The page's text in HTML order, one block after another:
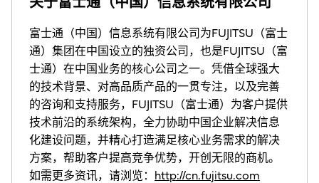
富士通（中国）信息系统有限公司为FUJITSU（富士
通）集团在中国设立的独资公司，也是FUJITSU（富
士通）在中国业务的核心公司之一。凭借全球强大
的技术背景、对高品质产品的一贯专注，以及完善
的咨询和支持服务，FUJITSU（富士通）为客户提供
技术前沿的系统架构，全力协助中国企业解决信息
化建设问题，并精心打造满足核心业务需求的解决
方案，帮助客户提高竞争优势，开创无限的商机。
如需更多资讯，请浏览：
http://cn.fujitsu.com